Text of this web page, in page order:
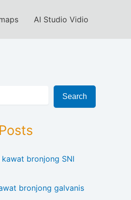
AI Studio Vidio
Search
bronjong SNI
bronjong galvanis